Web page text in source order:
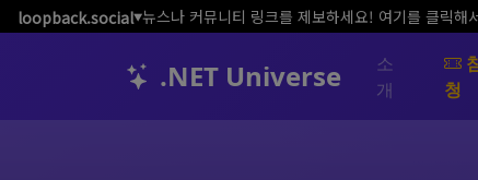
loopback.social▼뉴스나 커뮤니티 링크를 제보하세요! 여기를 클릭해
.NET Universe
소
개
청